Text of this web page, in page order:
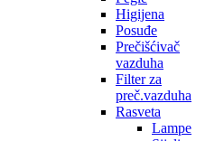
Higijena
Posuđe
Prečišćivač
vazduha
Filter za
preč.vazduha
Rasveta
Lampe